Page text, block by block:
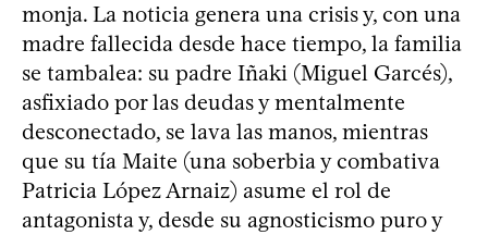
monja. La noticia genera una crisis y, con una
madre fallecida desde hace tiempo, la familia
se tambalea: su padre Iñaki (Miguel Garcés),
asfixiado por las deudas y mentalmente
desconectado, se lava las manos, mientras
que su tía Maite (una soberbia y combativa
Patricia López Arnaiz) asume el rol de
antagonista y, desde su agnosticismo puro y